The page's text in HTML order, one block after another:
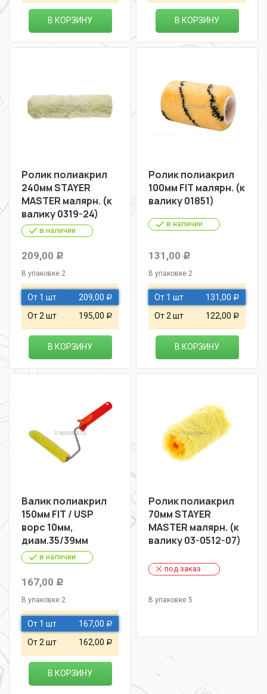
В КОРЗИНУ В КОРЗИНУ
Ролик полиакрил
240мм STAYER
MASTER малярн. (к
валику 0319-24)
в наличии
209,00 Р
В упаковке 2
От 1 шт 209,00 Р
От 2 шт 195,00 Р
В КОРЗИНУ
Ролик полиакрил
100мм FIT малярн. (к
валику 01851)
в наличии
131,00 Р
В упаковке 2
От 1 шт 131,00 Р
От 2 шт 122,00 Р
В КОРЗИНУ
Валик полиакрил
150мм FIT / USP
ворс 10мм,
диам.35/39мм
в наличии
167,00 Р
В упаковке 2
От 1 шт 167,00 Р
От 2 шт 162,00 Р
В КОРЗИНУ
Ролик полиакрил
70мм STAYER
MASTER малярн. (к
валику 03-0512-07)
под заказ
В упаковке 5